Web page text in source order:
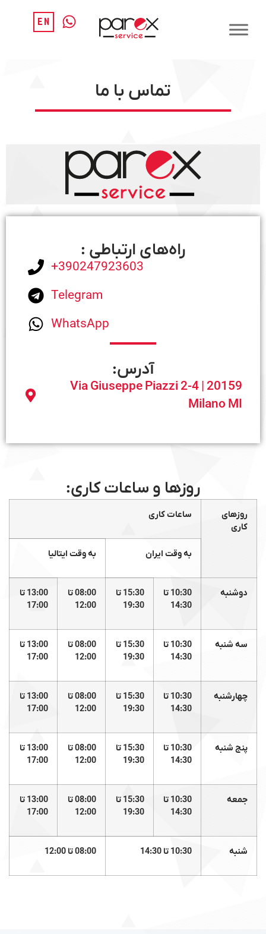
EN
تماس با ما
راه‌های ارتباطی :
+390247923603
Telegram
WhatsApp
آدرس:
Via Giuseppe Piazzi 2-4 | 20159
Milano MI
روزها و ساعات کاری:
روزهای
کاری
ساعات کاری
به وقت ایران به وقت ایتالیا
دوشنبه
10:30 تا
14:30
15:30 تا
19:30
08:00 تا
12:00
13:00 تا
17:00
سه شنبه
10:30 تا
14:30
15:30 تا
19:30
08:00 تا
12:00
13:00 تا
17:00
چهارشنبه
10:30 تا
14:30
15:30 تا
19:30
08:00 تا
12:00
13:00 تا
17:00
پنج شنبه
10:30 تا
14:30
15:30 تا
19:30
08:00 تا
12:00
13:00 تا
17:00
جمعه
10:30 تا
14:30
15:30 تا
19:30
08:00 تا
12:00
13:00 تا
17:00
شنبه 10:30 تا 14:30 08:00 تا 12:00